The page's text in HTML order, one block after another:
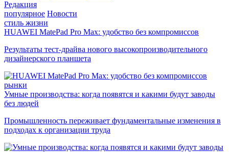
Редакция
популярное Новости
стиль жизни
HUAWEI MatePad Pro Max: удобство без компромиссов
Результаты тест-драйва нового высокопроизводительного
дизайнерского планшета
рынки
Умные производства: когда появятся и какими будут заводы
без людей
Промышленность переживает фундаментальные изменения в
подходах к организации труда